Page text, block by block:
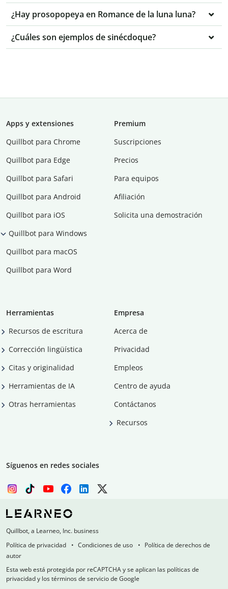
¿Hay prosopopeya en Romance de la luna luna?
¿Cuáles son ejemplos de sinécdoque?
Apps y extensiones
Quillbot para Chrome
Quillbot para Edge
Quillbot para Safari
Quillbot para Android
Quillbot para iOS
Quillbot para Windows
Quillbot para macOS
Quillbot para Word
Premium
Suscripciones
Precios
Para equipos
Afiliación
Solicita una demostración
Herramientas
Recursos de escritura
Corrección lingüística
Citas y originalidad
Herramientas de IA
Otras herramientas
Empresa
Acerca de
Privacidad
Empleos
Centro de ayuda
Contáctanos
Recursos
Síguenos en redes sociales
Quillbot, a Learneo, Inc. business
Política de privacidad
Condiciones de uso
Política de derechos de
autor
Esta web está protegida por reCAPTCHA y se aplican las políticas de
privacidad y los términos de servicio de Google